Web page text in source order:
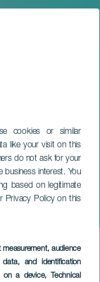
cookies or similar
like your visit on this
do not ask for your
interest. You
based on legitimate
Privacy Policy on this
measurement, audience
and identification
on a device, Technical